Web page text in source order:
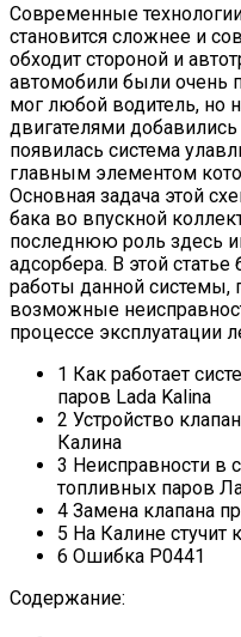
Современные
становится сложнее и
обходит стороной и
автомобили были очень
мог любой водитель, но
двигателями
появилась система
главным элементом
Основная задача этой
бака во впускной
последнюю роль здесь
адсорбера. В этой
работы данной системы,
возможные
процессе эксплуатации
1 Как работает
паров Lada Kalina
2 Устройство
Калина
3 Неисправности в
топливных паров
4 Замена клапана
5 На Калине стучит
6 Ошибка Р0441
Содержание: